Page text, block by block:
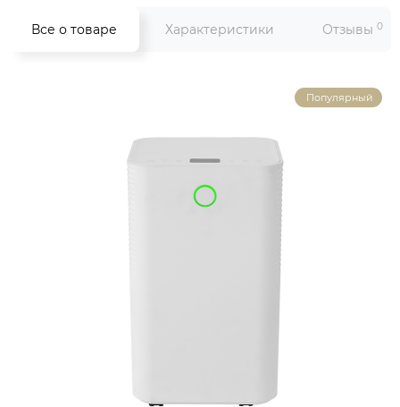
Все о товаре Характеристики Отзывы 0
Популярный